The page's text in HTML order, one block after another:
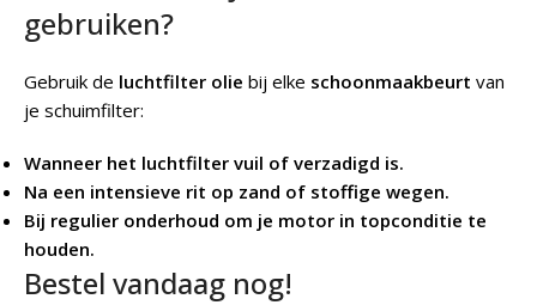
gebruiken?
Gebruik de luchtfilter olie bij elke schoonmaakbeurt van
je schuimfilter:
Wanneer het luchtfilter vuil of verzadigd is.
Na een intensieve rit op zand of stoffige wegen.
Bij regulier onderhoud om je motor in topconditie te
houden.
Bestel vandaag nog!